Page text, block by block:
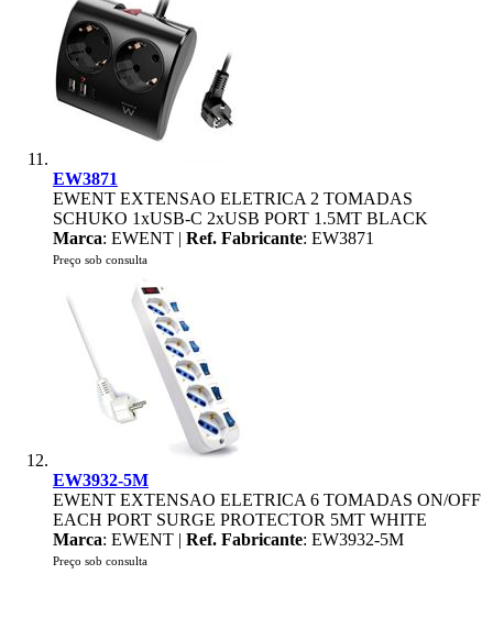
EW3871
EWENT EXTENSAO ELETRICA 2 TOMADAS
SCHUKO 1xUSB-C 2xUSB PORT 1.5MT BLACK
Marca: EWENT | Ref. Fabricante: EW3871
Preço sob consulta
EW3932-5M
EWENT EXTENSAO ELETRICA 6 TOMADAS ON/OFF
EACH PORT SURGE PROTECTOR 5MT WHITE
Marca: EWENT | Ref. Fabricante: EW3932-5M
Preço sob consulta